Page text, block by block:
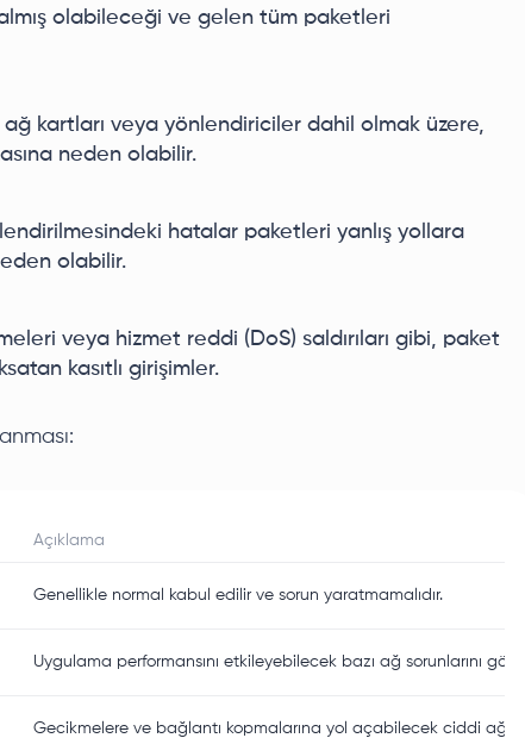
olabileceği ve gelen tüm paketleri
ağ kartları veya yönlendiriciler dahil olmak üzere,
neden olabilir.
hatalar paketleri yanlış yollara
olabilir.
veya hizmet reddi (DoS) saldırıları gibi, paket
kasıtlı girişimler.
Açıklama
Genellikle normal kabul edilir ve sorun yaratmamalıdır.
Uygulama performansını etkileyebilecek bazı ağ sorunlarını
Gecikmelere ve bağlantı kopmalarına yol açabilecek ciddi ağ